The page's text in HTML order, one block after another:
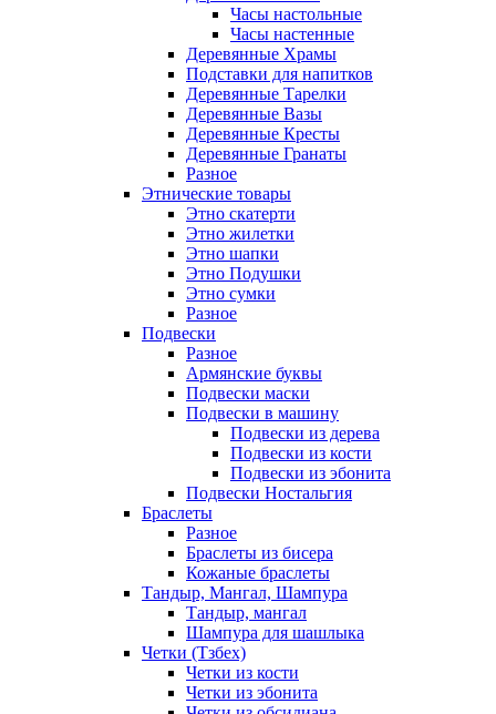
Часы настольные
Часы настенные
Деревянные Храмы
Подставки для напитков
Деревянные Тарелки
Деревянные Вазы
Деревянные Кресты
Деревянные Гранаты
Разное
Этнические товары
Этно скатерти
Этно жилетки
Этно шапки
Этно Подушки
Этно сумки
Разное
Подвески
Разное
Армянские буквы
Подвески маски
Подвески в машину
Подвески из дерева
Подвески из кости
Подвески из эбонита
Подвески Ностальгия
Браслеты
Разное
Браслеты из бисера
Кожаные браслеты
Тандыр, Мангал, Шампура
Тандыр, мангал
Шампура для шашлыка
Четки (Тзбех)
Четки из кости
Четки из эбонита